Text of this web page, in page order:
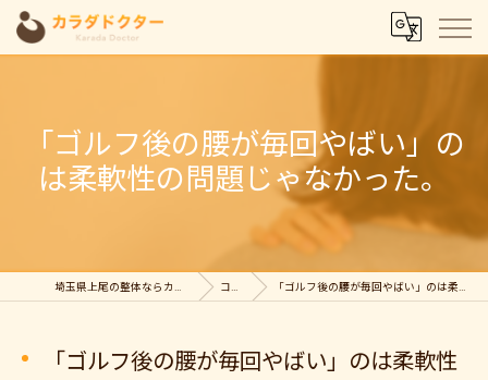
「ゴルフ後の腰が毎回やばい」の
は柔軟性の問題じゃなかった。
コラム 「ゴルフ後の腰が毎回やばい」のは柔軟性の問題じゃなかった。
「ゴルフ後の腰が毎回やばい」のは柔軟性